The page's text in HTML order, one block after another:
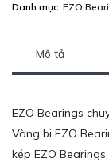
Danh mục: EZO
Mô tả
EZO Bearings
Vòng bi EZO
kép EZO